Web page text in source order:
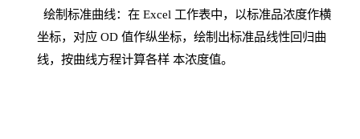
绘制标准曲线：在 Excel 工作表中，以标准品浓度作横
坐标，对应OD 值作纵坐标，绘制出标准品线性回归曲
线，按曲线方程计算各样 本浓度值。